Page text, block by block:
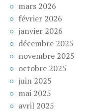
mars 2026
février 2026
janvier 2026
décembre 2025
novembre 2025
octobre 2025
juin 2025
mai 2025
avril 2025